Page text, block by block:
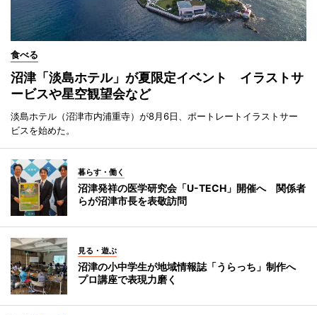
食べる
沼津「淡島ホテル」が夏限定イベント イラストサ
ービスや星空観望会など
淡島ホテル（沼津市内浦重寺）が8月6日、ポートレートイラストサー
ビスを始めた。
暮らす・働く
沼津発祥の医学研究会「U-TECH」開催へ 関係者
らが沼津市長を表敬訪問
見る・遊ぶ
沼津の小中学生が地域情報誌「うらっち」制作へ
プロ講座で表現力磨く